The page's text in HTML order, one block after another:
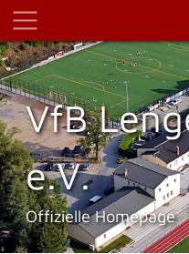
VfB
e.V.
Offizielle Homepage